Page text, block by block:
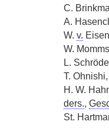
C.
A.
W. v.
W.
L.
T. Ohnishi,
H. W.
ders.,
St.